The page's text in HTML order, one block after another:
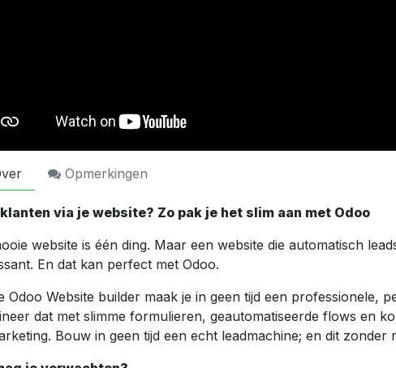
Opmerkingen
via je website? Zo pak je het slim aan met Odoo
website is één ding. Maar een website die automatisch
En dat kan perfect met Odoo.
Odoo Website builder maak je in geen tijd een professionele,
dat met slimme formulieren, geautomatiseerde flows en
Bouw in geen tijd een echt leadmachine; en dit zonder